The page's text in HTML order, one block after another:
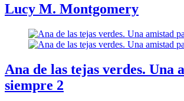
Lucy M. Montgomery
Ana de las tejas verdes. Una
siempre 2